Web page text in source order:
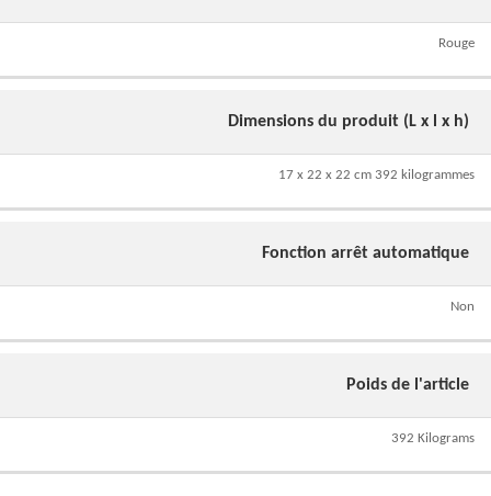
Rouge
Dimensions du produit (L x l x h)
17 x 22 x 22 cm 392 kilogrammes
Fonction arrêt automatique
Non
Poids de l'article
392 Kilograms